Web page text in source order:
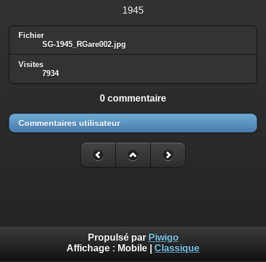
1945
Fichier
SG-1945_RGare002.jpg
Visites
7934
0 commentaire
Commentaires utilisateur
Propulsé par Piwigo
Affichage : Mobile Classique